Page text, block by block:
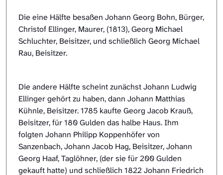
Die eine Hälfte besaßen Johann Georg Bohn, Bürger,
Christof Ellinger, Maurer, (1813), Georg Michael
Schluchter, Beisitzer, und schließlich Georg Michael
Rau, Beisitzer.
Die andere Hälfte scheint zunächst Johann Ludwig
Ellinger gehört zu haben, dann Johann Matthias
Kühnle, Beisitzer. 1785 kaufte Georg Jacob Krauß,
Beisitzer, für 180 Gulden das halbe Haus. Ihm
folgten Johann Philipp Koppenhöfer von
Sanzenbach, Johann Jacob Hag, Beisitzer, Johann
Georg Haaf, Taglöhner, (der sie für 200 Gulden
gekauft hatte) und schließlich 1822 Johann Friedrich